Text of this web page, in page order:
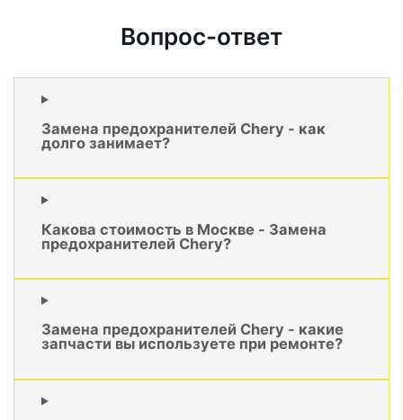
Вопрос-ответ
Замена предохранителей Chery - как
долго занимает?
Какова стоимость в Москве - Замена
предохранителей Chery?
Замена предохранителей Chery - какие
запчасти вы используете при ремонте?